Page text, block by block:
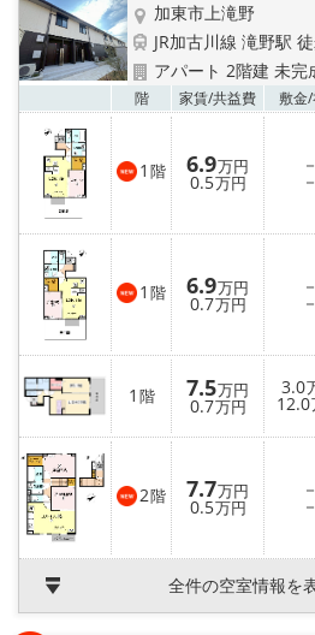
加東市上滝野
JR加古川線 滝野駅
アパート 2階建 未完
階 家賃/共益費 敷金/
1 階 6.9万円
0.5万円
－
－
1 階 6.9万円
0.7万円
－
－
1 階 7.5万円
0.7万円
3.0
12.0
2階 7.7万円
0.5万円
－
－
全件の空室情報を